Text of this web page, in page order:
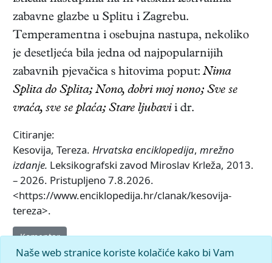
zabavne glazbe u Splitu i Zagrebu.
Temperamentna i osebujna nastupa, nekoliko
je desetljeća bila jedna od najpopularnijih
zabavnih pjevačica s hitovima poput: Nima
Splita do Splita; Nono, dobri moj nono; Sve se
vraća, sve se plaća; Stare ljubavii dr.
Citiranje:
Kesovija, Tereza. Hrvatska enciklopedija, mrežno
izdanje. Leksikografski zavod Miroslav Krleža, 2013.
– 2026. Pristupljeno 7.8.2026.
<https://www.enciklopedija.hr/clanak/kesovija-
tereza>.
Komentar
Naše web stranice koriste kolačiće kako bi Vam